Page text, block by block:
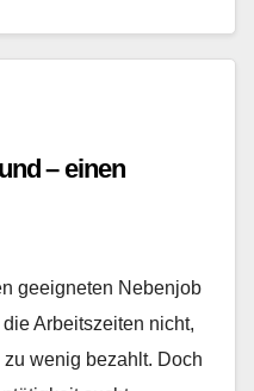
– einen
geeigneten Nebenjob
Arbeitszeiten nicht,
wenig bezahlt. Doch